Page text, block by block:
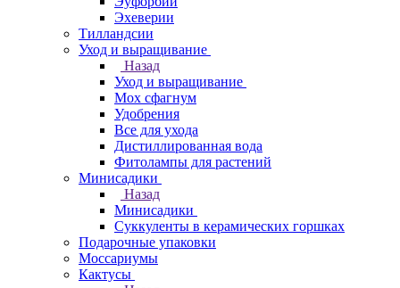
Эхеверии
Тилландсии
Уход и выращивание
Назад
Уход и выращивание
Мох сфагнум
Удобрения
Все для ухода
Дистиллированная вода
Фитолампы для растений
Минисадики
Назад
Минисадики
Суккуленты в керамических горшках
Подарочные упаковки
Моссариумы
Кактусы